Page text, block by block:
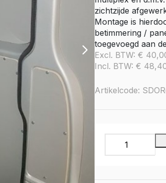
Nissan
Townstar
Expert
Boxer
zichtzijde
Montage is
betimmering /
toegevoegd aan
Excl. BTW: €
Incl. BTW: €
Artikelcode:
Schuifdeur
paneel